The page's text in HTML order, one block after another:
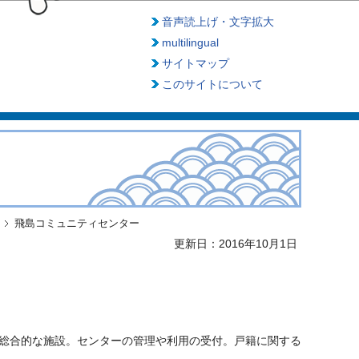
音声読上げ・文字拡大
multilingual
サイトマップ
このサイトについて
飛島コミュニティセンター
更新日：2016年10月1日
的な施設。センターの管理や利用の受付。戸籍に関する